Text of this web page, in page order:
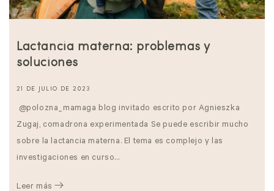
Lactancia materna: problemas y
soluciones
21 DE JULIO DE 2023
@polozna_mamaga blog invitado escrito por Agnieszka
Zugaj, comadrona experimentada Se puede escribir mucho
sobre la lactancia materna. El tema es complejo y las
investigaciones en curso...
Leer más